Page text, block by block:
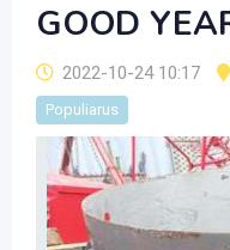
GOOD
2022-10-24 10:17
Populiarus